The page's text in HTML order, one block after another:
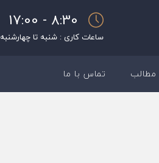
8:30 - 17:00
ساعات کاری : شنبه تا چهارشنبه
مطالب تماس با ما